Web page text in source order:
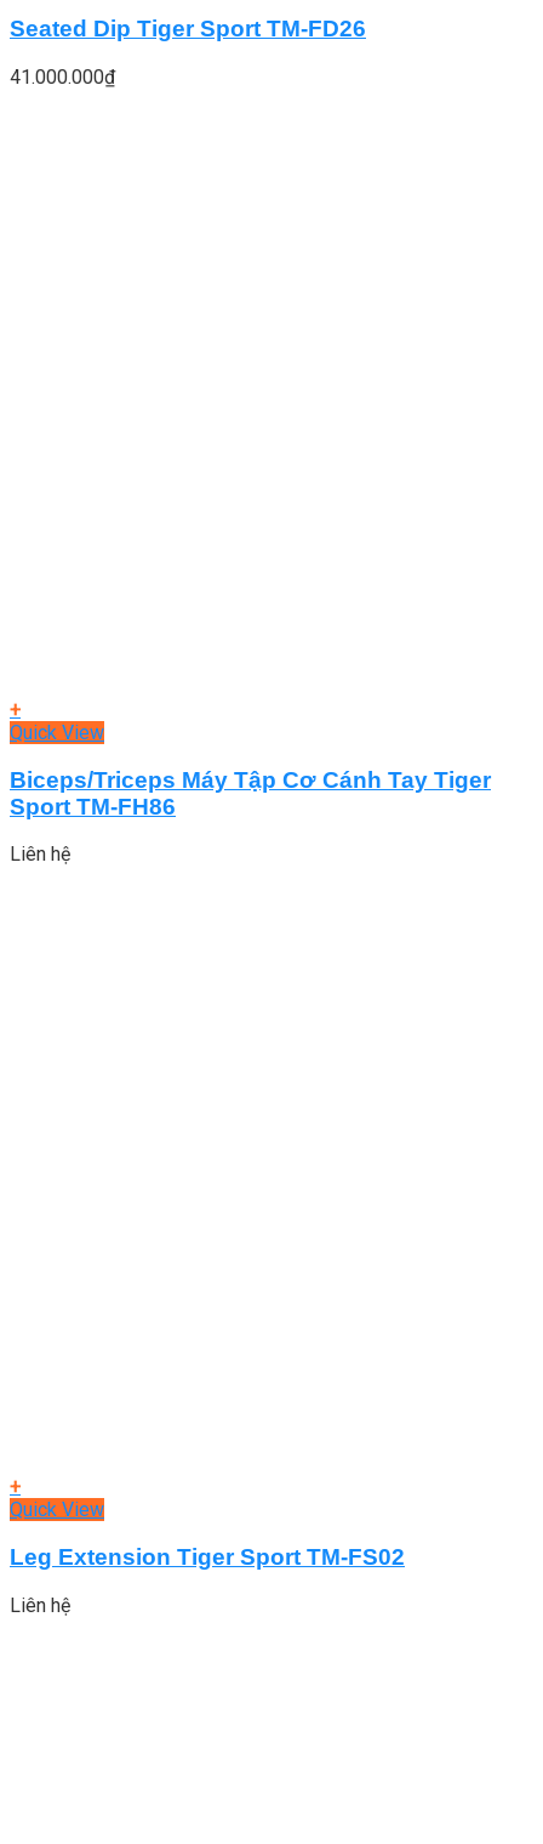
Seated Dip Tiger Sport TM-FD26
41.000.000₫
+
Quick View
Biceps/Triceps Máy Tập Cơ Cánh Tay Tiger
Sport TM-FH86
Liên hệ
+
Quick View
Leg Extension Tiger Sport TM-FS02
Liên hệ